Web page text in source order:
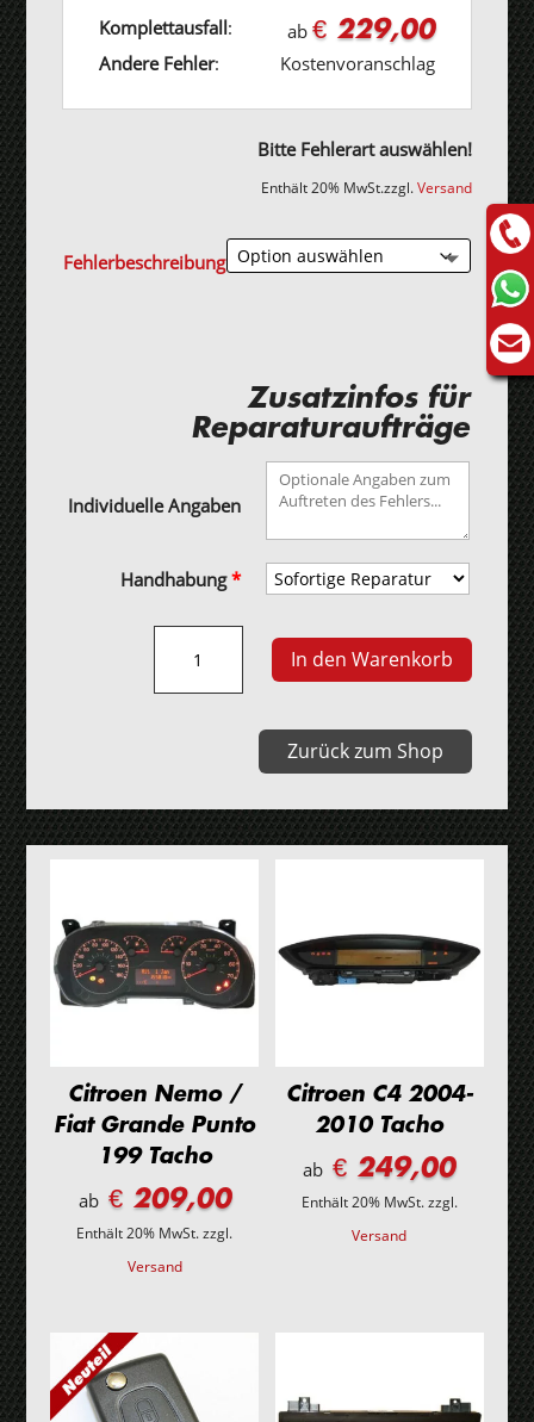
Komplettausfall: ab € 229,00
Andere Fehler: Kostenvoranschlag
Bitte Fehlerart auswählen!
Enthält 20% MwSt.zzgl.Versand
Fehlerbeschreibung
Zusatzinfos für
Reparaturaufträge
Individuelle Angaben
Handhabung*
RNEG2/RT6
Navigationsgerät
In den Warenkorb
Zurück zum Shop
Citroen Nemo /
Fiat Grande Punto
199 Tacho
ab€ 209,00
Enthält 20% MwSt.zzgl.
Versand
Citroen C4 2004-
2010 Tacho
ab € 249,00
Enthält 20% MwSt.zzgl.
Versand